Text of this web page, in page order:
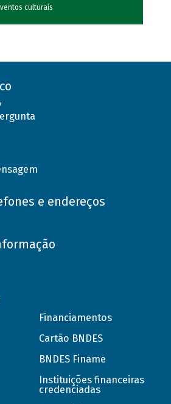
culturais
e endereços
Financiamentos
Cartão BNDES
BNDES Finame
Instituições financeiras
credenciadas